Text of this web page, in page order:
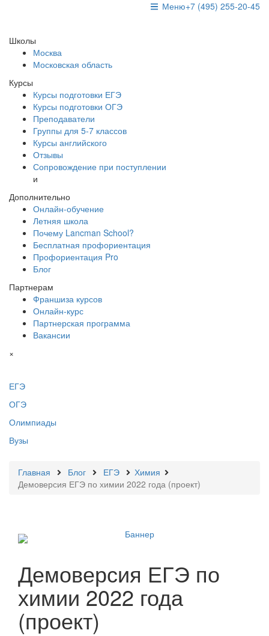
+7 (495) 255-20-45
Меню
Школы
Москва
Московская область
Курсы
Курсы подготовки ЕГЭ
Курсы подготовки ОГЭ
Преподаватели
Группы для 5-7 классов
Курсы английского
Отзывы
Сопровождение при поступлении
и
Дополнительно
Онлайн-обучение
Летняя школа
Почему Lancman School?
Бесплатная профориентация
Профориентация Pro
Блог
Партнерам
Франшиза курсов
Онлайн-курс
Партнерская программа
Вакансии
×
ЕГЭ
ОГЭ
Олимпиады
Вузы
Главная Блог ЕГЭ
Химия
Демоверсия ЕГЭ по химии 2022 года (проект)
Демоверсия ЕГЭ по
химии 2022 года
(проект)